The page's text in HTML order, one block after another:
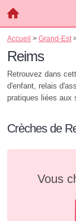
Accueil > Grand-Est
Reims
Retrouvez dans
d'enfant, relais
pratiques liées aux
Crèches de
Vous